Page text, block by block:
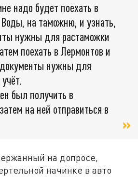
надо будет поехать в
на таможню, и узнать,
нужны для растаможки
поехать в Лермонтов и
документы нужны для
был получить в
на ней отправиться в
на допросе,
начинке в авто